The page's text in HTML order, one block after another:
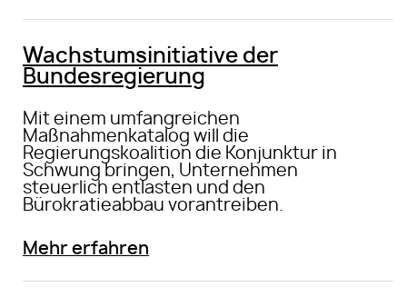
Wachstumsinitiative der
Bundesregierung
Mit einem umfangreichen
Maßnahmenkatalog will die
Regierungskoalition die Konjunktur in
Schwung bringen, Unternehmen
steuerlich entlasten und den
Bürokratieabbau vorantreiben.
Mehr erfahren